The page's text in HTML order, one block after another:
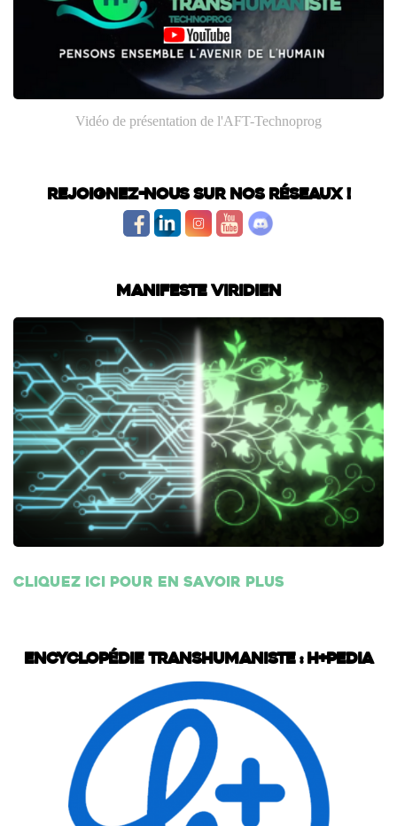
Vidéo de présentation de l'AFT-Technoprog
Rejoignez-nous sur nos réseaux !
Manifeste Viridien
Cliquez ici pour en savoir plus
Encyclopédie transhumaniste : H+Pedia